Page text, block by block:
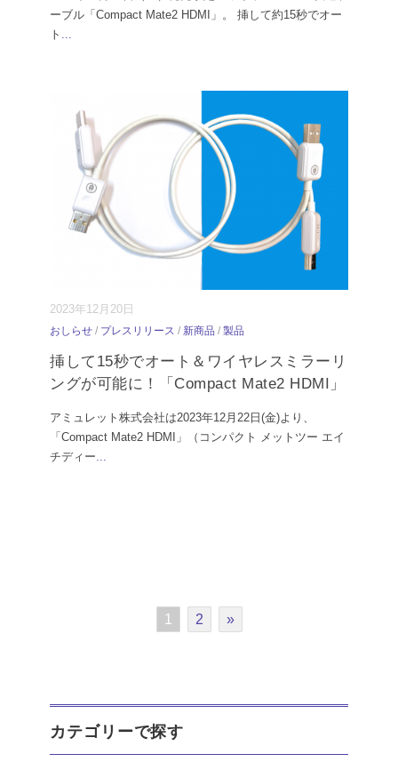
ーブル「Compact Mate2 HDMI」。 挿して約15秒でオー
ト ...
2023年12月20日
おしらせ / プレスリリース / 新商品 / 製品
挿して15秒でオート＆ワイヤレスミラーリ
ングが可能に！「Compact Mate2 HDMI」
アミュレット株式会社は2023年12月22日(金)より、
「Compact Mate2 HDMI」（コンパクト メットツー エイ
チディー...
1 2 »
カテゴリーで探す